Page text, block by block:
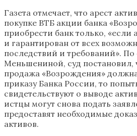
Газета отмечает, что арест
покупке ВТБ акции банка
приобрести банк только, «если
и гарантирован от всех
последствий и требований».
Меньшениной, суд постановил,
продажа «Возрождения»
приказу Банка России, то
свидетельствуют о выводе
истцы могут снова подать
предоставят необходимые
активов.